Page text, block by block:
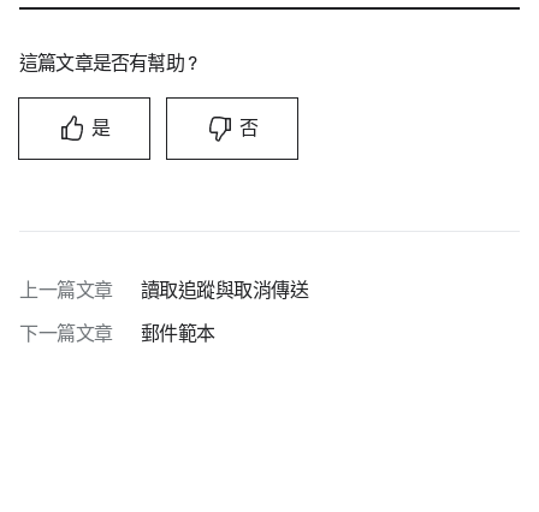
這篇文章是否有幫助？
是 否
上一篇文章
讀取追蹤與取消傳送
下一篇文章
郵件範本